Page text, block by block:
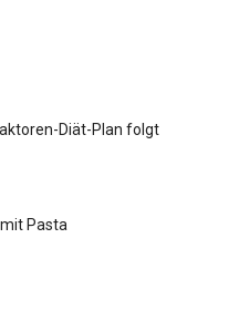
Diät-Plan folgt
Pasta